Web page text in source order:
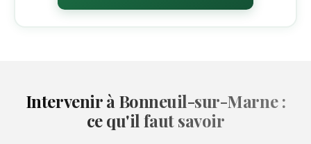
Intervenir à Bonneuil-sur-Marne :
ce qu'il faut savoir